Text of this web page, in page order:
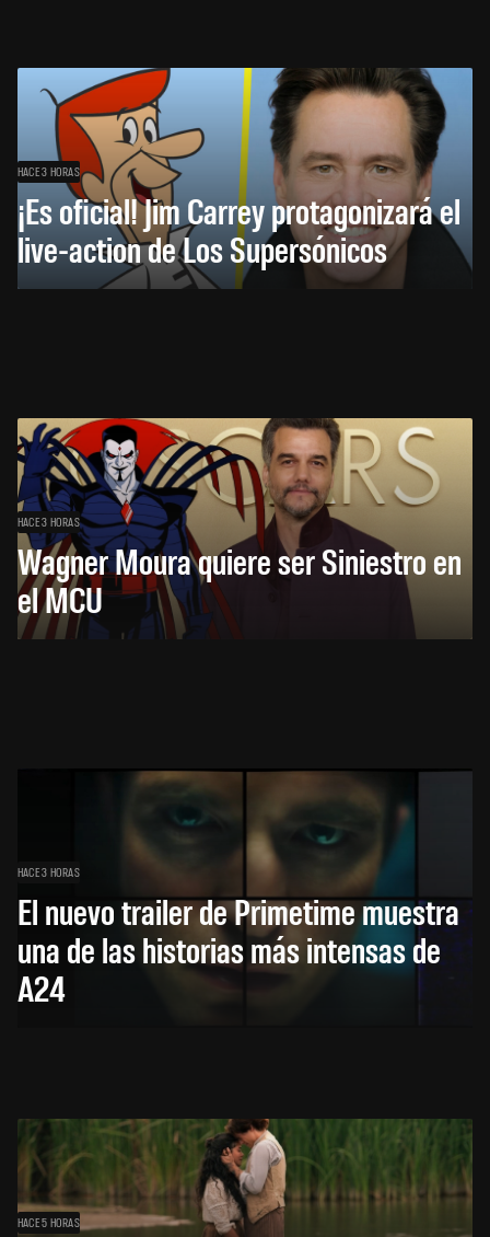
HACE 3 HORAS
¡Es oficial! Jim Carrey protagonizará el
live-action de Los Supersónicos
HACE 3 HORAS
Wagner Moura quiere ser Siniestro en
el MCU
HACE 3 HORAS
El nuevo trailer de Primetime muestra
una de las historias más intensas de
A24
HACE 5 HORAS